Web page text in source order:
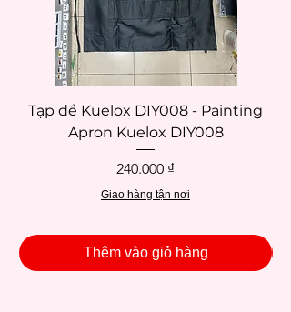
Tạp dề Kuelox DIY008 - Painting
Apron Kuelox DIY008
Giá
240.000 ₫
Giao hàng tận nơi
Thêm vào giỏ hàng